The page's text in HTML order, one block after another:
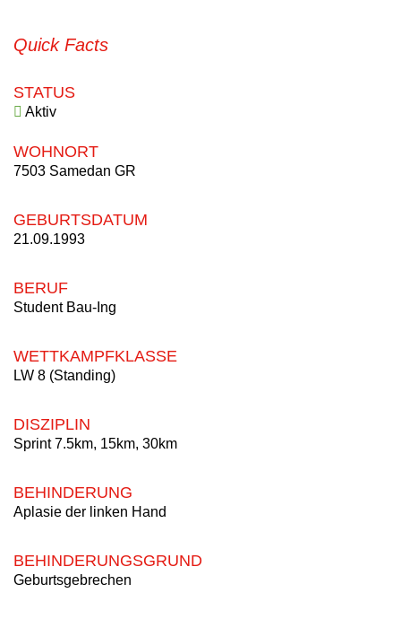
Quick Facts
STATUS
Aktiv
WOHNORT
7503 Samedan GR
GEBURTSDATUM
21.09.1993
BERUF
Student Bau-Ing
WETTKAMPFKLASSE
LW 8 (Standing)
DISZIPLIN
Sprint 7.5km, 15km, 30km
BEHINDERUNG
Aplasie der linken Hand
BEHINDERUNGSGRUND
Geburtsgebrechen